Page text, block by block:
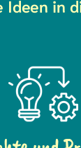
in